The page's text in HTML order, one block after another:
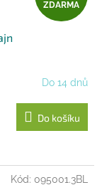
D
R
M
A
ZDARMA
Do 14 dnů
Do košíku
Kód: 095001.3BL